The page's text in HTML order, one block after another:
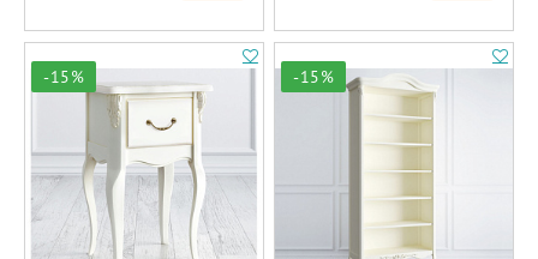
-15% -15%